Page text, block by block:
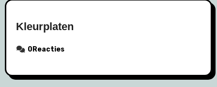
Kleurplaten
0Reacties